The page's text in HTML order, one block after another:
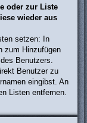
oder zur Liste
wieder aus
setzen: In
zum Hinzufügen
Benutzers.
Benutzer zu
eingibst. An
Listen entfernen.